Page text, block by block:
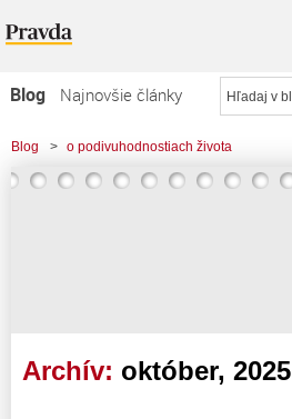
Blog
Najnovšie články
Najčítanejšie články
Najkomentovanejšie články
Blog > o podivuhodnostiach života
Archív: október, 2025